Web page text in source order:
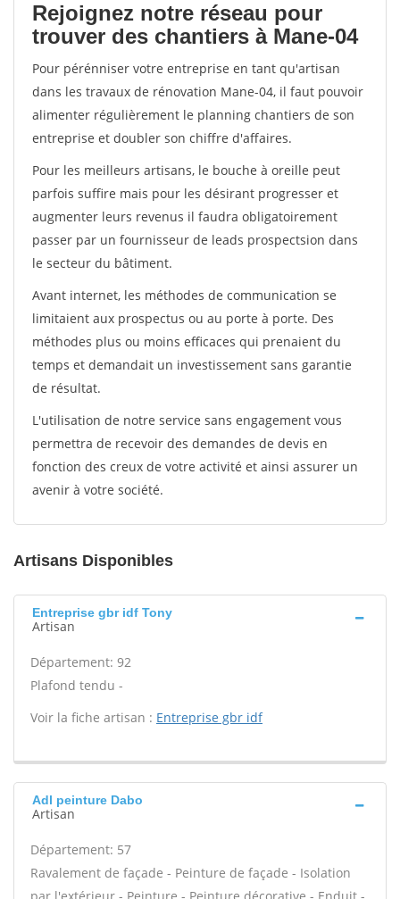
Rejoignez notre réseau pour
trouver des chantiers à Mane-04
Pour pérénniser votre entreprise en tant qu'artisan
dans les travaux de rénovation Mane-04, il faut pouvoir
alimenter régulièrement le planning chantiers de son
entreprise et doubler son chiffre d'affaires.
Pour les meilleurs artisans, le bouche à oreille peut
parfois suffire mais pour les désirant progresser et
augmenter leurs revenus il faudra obligatoirement
passer par un fournisseur de leads prospectsion dans
le secteur du bâtiment.
Avant internet, les méthodes de communication se
limitaient aux prospectus ou au porte à porte. Des
méthodes plus ou moins efficaces qui prenaient du
temps et demandait un investissement sans garantie
de résultat.
L'utilisation de notre service sans engagement vous
permettra de recevoir des demandes de devis en
fonction des creux de votre activité et ainsi assurer un
avenir à votre société.
Artisans Disponibles
Entreprise gbr idf Tony
Artisan
Département: 92
Plafond tendu -
Voir la fiche artisan : Entreprise gbr idf
Adl peinture Dabo
Artisan
Département: 57
Ravalement de façade - Peinture de façade - Isolation